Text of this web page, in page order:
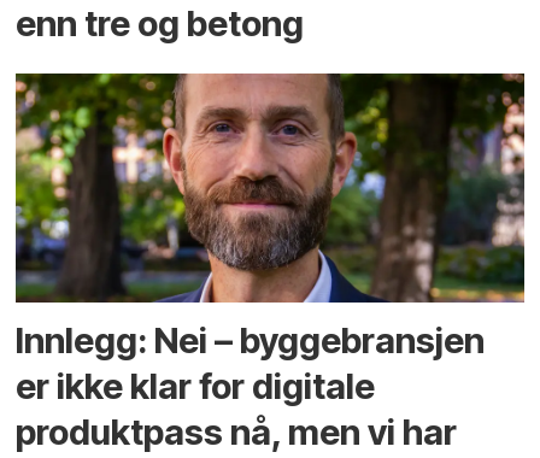
enn tre og betong
Innlegg: Nei – byggebransjen
er ikke klar for digitale
produktpass nå, men vi har